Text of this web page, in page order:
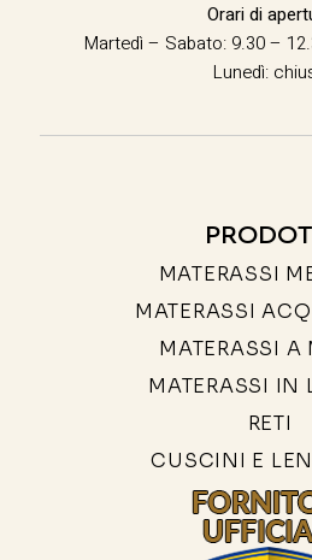
Orari di
Martedì – Sabato: 9.30 –
Lunedì:
MATERASSI
MATERASSI
MATERASSI A
MATERASSI IN
RETI
CUSCINI E